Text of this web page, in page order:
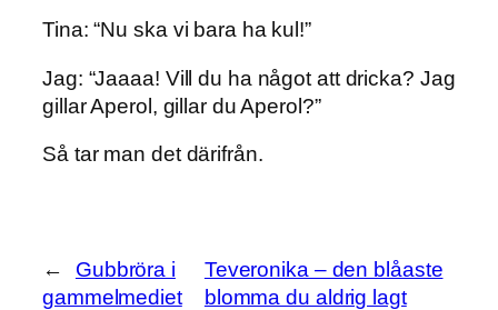
Tina: “Nu ska vi bara ha kul!”
Jag: “Jaaaa! Vill du ha något att dricka? Jag
gillar Aperol, gillar du Aperol?”
Så tar man det därifrån.
←
Gubbröra i
gammelmediet
Teveronika – den blåaste
blomma du aldrig lagt